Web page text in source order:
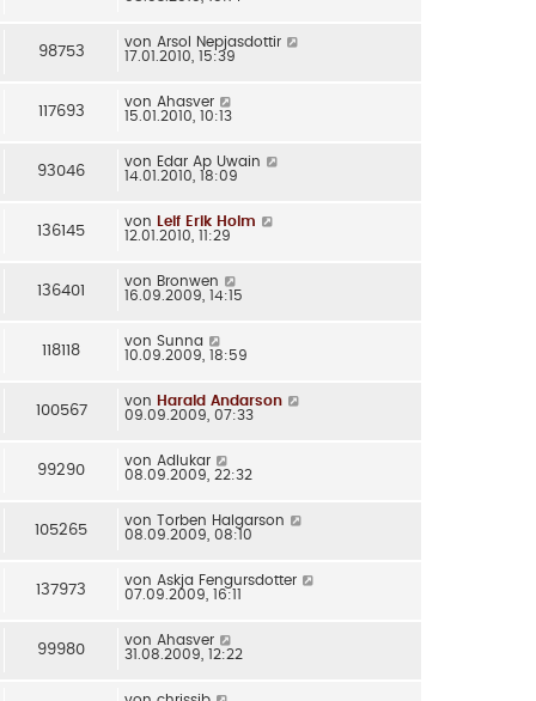
98753
von Arsol Nepjasdottir
17.01.2010, 15:39
117693
von Ahasver
15.01.2010, 10:13
93046
von Edar Ap Uwain
14.01.2010, 18:09
136145
von
Leif Erik Holm
12.01.2010, 11:29
136401
von Bronwen
16.09.2009, 14:15
118118
von Sunna
10.09.2009, 18:59
100567
von Harald Andarson
09.09.2009, 07:33
99290
von Adlukar
08.09.2009, 22:32
105265
von Torben Halgarson
08.09.2009, 08:10
137973
von Askja Fengursdotter
07.09.2009, 16:11
99980
von Ahasver
31.08.2009, 12:22